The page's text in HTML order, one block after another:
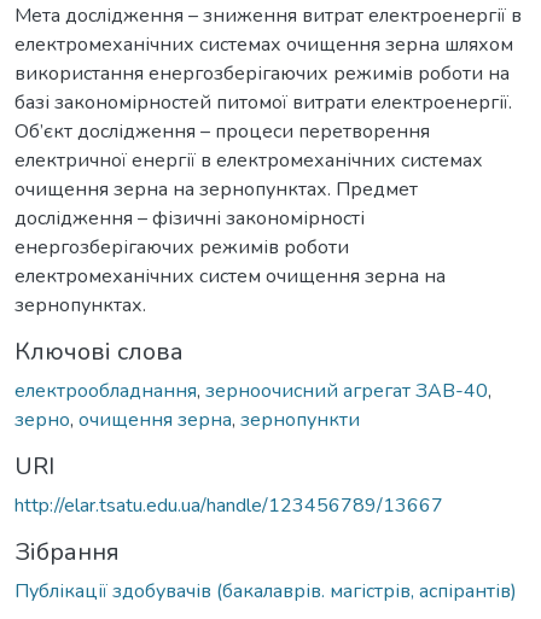
Мета дослідження – зниження витрат електроенергії в
електромеханічних системах очищення зерна шляхом
використання енергозберігаючих режимів роботи на
базі закономірностей питомої витрати електроенергії.
Об’єкт дослідження – процеси перетворення
електричної енергії в електромеханічних системах
очищення зерна на зернопунктах. Предмет
дослідження – фізичні закономірності
енергозберігаючих режимів роботи
електромеханічних систем очищення зерна на
зернопунктах.
Ключові слова
електрообладнання, зерноочисний агрегат ЗАВ-40,
зерно, очищення зерна, зернопункти
URI
http://elar.tsatu.edu.ua/handle/123456789/13667
Зібрання
Публікації здобувачів (бакалаврів. магістрів, аспірантів)